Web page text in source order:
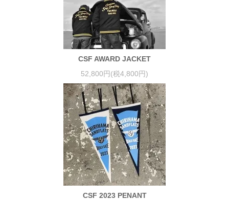
CSF AWARD JACKET
52,800円(税4,800円)
CSF 2023 PENANT